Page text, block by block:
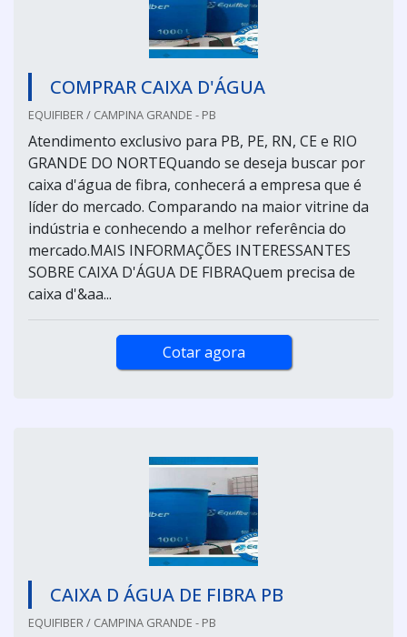
COMPRAR CAIXA D'ÁGUA
EQUIFIBER / CAMPINA GRANDE - PB
Atendimento exclusivo para PB, PE, RN, CE e RIO
GRANDE DO NORTEQuando se deseja buscar por
caixa d'água de fibra, conhecerá a empresa que é
líder do mercado. Comparando na maior vitrine da
indústria e conhecendo a melhor referência do
mercado.MAIS INFORMAÇÕES INTERESSANTES
SOBRE CAIXA D'ÁGUA DE FIBRAQuem precisa de
caixa d'&aa...
Cotar agora
CAIXA D ÁGUA DE FIBRA PB
EQUIFIBER / CAMPINA GRANDE - PB